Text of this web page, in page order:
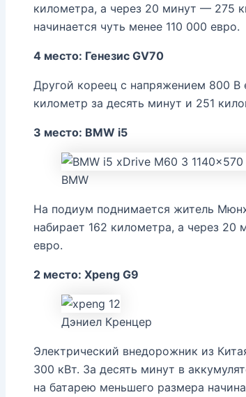
километра, а через 20 минут — 275
начинается чуть менее 110 000 евро.
4 место: Генезис GV70
Другой кореец с напряжением 800 В
километр за десять минут и 251
3 место: BMW i5
BMW
На подиум поднимается житель
набирает 162 километра, а через
евро.
2 место: Xpeng G9
Дэниел Кренцер
Электрический внедорожник из
300 кВт. За десять минут в
на батарею меньшего размера